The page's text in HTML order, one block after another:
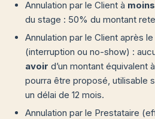
Annulation par le Client à
du stage : 50% du montant
Annulation par le Client après le
(interruption ou no-show) :
avoir d’un montant équivalent
pourra être proposé, utilisable
un délai de 12 mois.
Annulation par le Prestataire